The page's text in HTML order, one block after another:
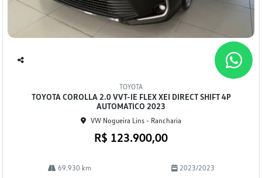
TOYOTA
TOYOTA COROLLA 2.0 VVT-IE FLEX XEI DIRECT SHIFT 4P
AUTOMATICO 2023
VW Nogueira Lins - Rancharia
R$ 123.900,00
69.930 km 2023/2023